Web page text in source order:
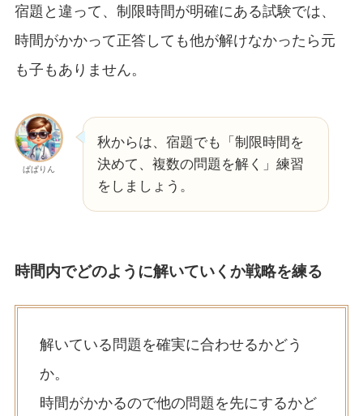
宿題と違って、制限時間が明確にある試験では、
時間がかかって正答しても他が解けなかったら元
も子もありません。
ぱぱりん
秋からは、宿題でも「制限時間を
決めて、複数の問題を解く」練習
をしましょう。
時間内でどのように解いていくか戦略を練る
解いている問題を確実に合わせるかどう
か。
時間がかかるので他の問題を先にするかど